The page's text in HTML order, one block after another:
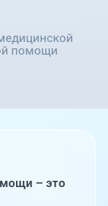
помощи
– это